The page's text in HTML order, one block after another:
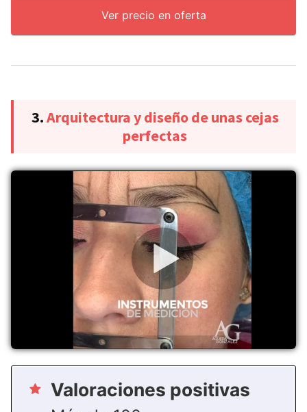
Ver precio en oferta
3.Arquitectura y diseño de unas cejas
perfectas
Valoraciones positivas